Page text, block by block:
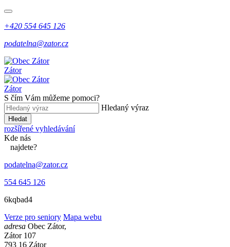
+420 554 645 126
podatelna@zator.cz
Zátor
Zátor
S čím Vám můžeme pomoci?
Hledaný výraz
Hledat
rozšířené vyhledávání
Kde nás
najdete?
podatelna@zator.cz
554 645 126
6kqbad4
Verze pro seniory Mapa webu
adresa Obec Zátor,
Zátor 107
793 16 Zátor